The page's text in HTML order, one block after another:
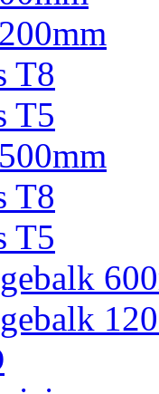
T8
T5
T8
T5